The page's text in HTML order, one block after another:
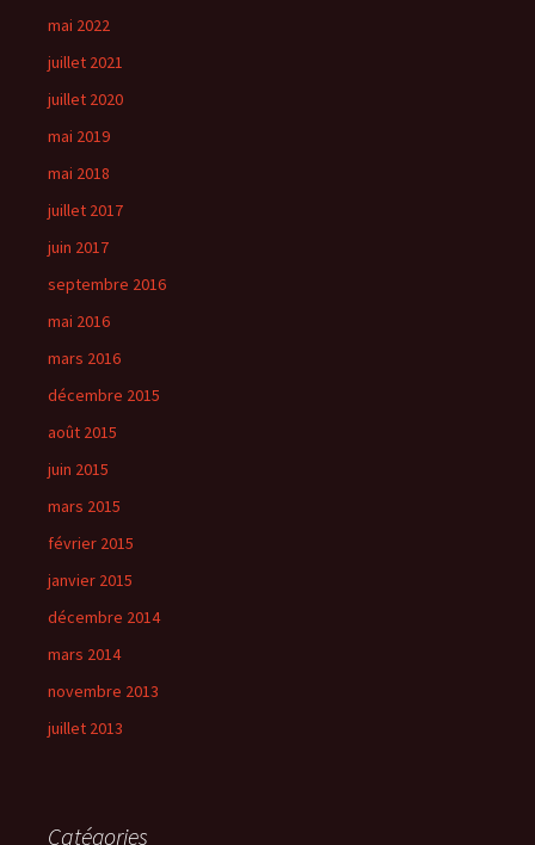
mai 2022
juillet 2021
juillet 2020
mai 2019
mai 2018
juillet 2017
juin 2017
septembre 2016
mai 2016
mars 2016
décembre 2015
août 2015
juin 2015
mars 2015
février 2015
janvier 2015
décembre 2014
mars 2014
novembre 2013
juillet 2013
Catégories